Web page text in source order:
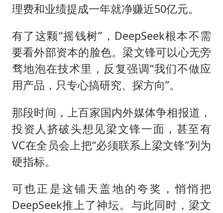
理费和业绩提成一年就净赚近50亿元。
有了这颗“摇钱树”，DeepSeek根本不需
要看外部资本的脸色。梁文锋可以心无旁
骛地泡在技术里，反复强调“我们不做应
用产品，只专心搞研究、探方向”。
那段时间，上百家国内外媒体争相报道，
投资人挤破头想见梁文锋一面，甚至有
VC在全员会上把“必须联系上梁文锋”列为
硬指标。
可也正是这铺天盖地的夸奖，悄悄把
DeepSeek推上了神坛。与此同时，梁文